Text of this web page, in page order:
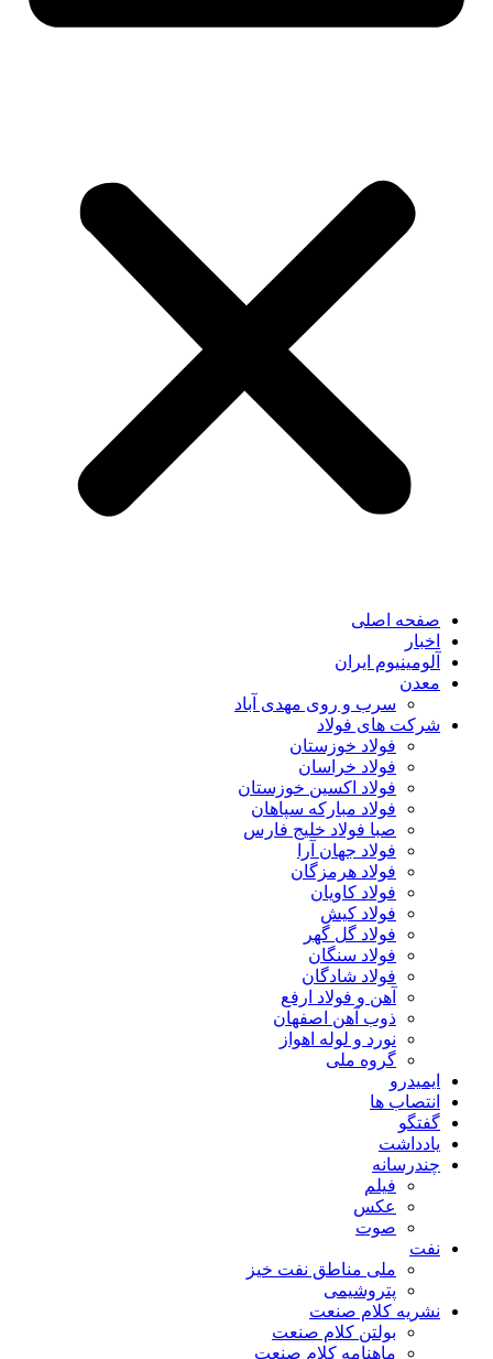
صفحه اصلی
اخبار
آلومینیوم ایران
معدن
سرب و روی مهدی آباد
شرکت های فولاد
فولاد خوزستان
فولاد خراسان
فولاد اکسین خوزستان
فولاد مبارکه سپاهان
صبا فولاد خلیج فارس
فولاد جهان آرا
فولاد هرمزگان
فولاد کاویان
فولاد کیش
فولاد گل گهر
فولاد سنگان
فولاد شادگان
آهن و فولاد ارفع
ذوب آهن اصفهان
نورد و لوله اهواز
گروه ملی
ایمیدرو
انتصاب ها
گفتگو
یادداشت
چندرسانه
فیلم
عکس
صوت
نفت
ملی مناطق نفت خیز
پتروشیمی
نشریه کلام صنعت
بولتن کلام صنعت
ماهنامه کلام صنعت